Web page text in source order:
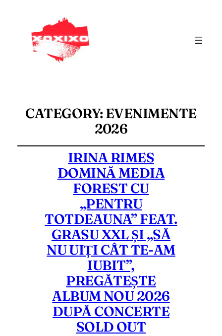
CATEGORY: EVENIMENTE
2026
IRINA RIMES
DOMINĂ MEDIA
FOREST CU
„PENTRU
TOTDEAUNA” FEAT.
GRASU XXL ȘI „SĂ
NU UIȚI CÂT TE-AM
IUBIT”,
PREGĂTEȘTE
ALBUM NOU 2026
DUPĂ CONCERTE
SOLD OUT